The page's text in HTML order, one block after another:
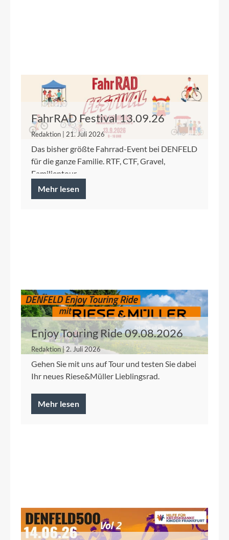
FahrRAD Festival 13.09.26
Redaktion | 21. Juli 2026
Das bisher größte Fahrrad-Event bei DENFELD
für die ganze Familie. RTF, CTF, Gravel,
Familientour.
Mehr lesen
Enjoy Touring Ride 09.08.2026
Redaktion | 2. Juli 2026
Gehen Sie mit uns auf Tour und testen Sie dabei
Ihr neues Riese&Müller Lieblingsrad.
Mehr lesen